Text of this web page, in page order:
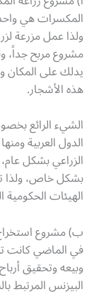
المكسرات هي
ولذا عمل مزرعة
مشروع مربح جداً،
يدلك على المكان
هذه الأشجار.
الشيء الرائع
الدول العربية
الزراعي بشكل
بشكل خاص،
الهيئات
ب) مشروع
في الماضي كانت
وبيعه وتحقيق
البيزنس المرتبط